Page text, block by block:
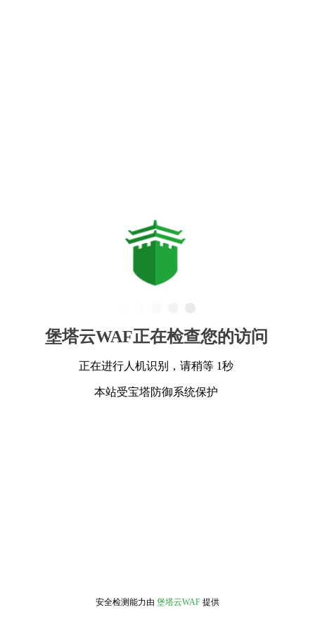
堡塔云WAF正在检查您的访问
正在进行人机识别，请稍等 1秒
本站受宝塔防御系统保护
安全检测能力由 堡塔云WAF 提供